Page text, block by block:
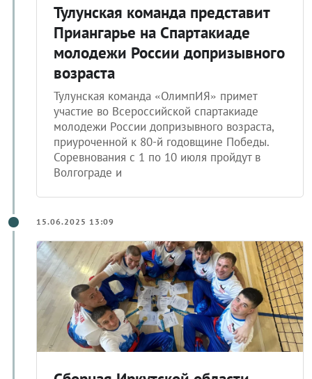
Тулунская команда представит
Приангарье на Спартакиаде
молодежи России допризывного
возраста
Тулунская команда «ОлимпИЯ» примет
участие во Всероссийской спартакиаде
молодежи России допризывного возраста,
приуроченной к 80-й годовщине Победы.
Соревнования с 1 по 10 июля пройдут в
Волгограде и
15.06.2025 13:09